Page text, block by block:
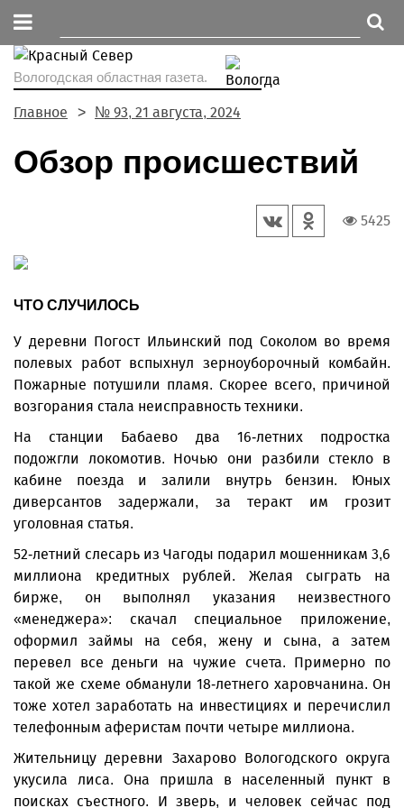
Вологодская областная газета.
Главное № 93, 21 августа, 2024
Обзор происшествий
5425
ЧТО СЛУЧИЛОСЬ
У деревни Погост Ильинский под Соколом во время
полевых работ вспыхнул зерноуборочный комбайн.
Пожарные потушили пламя. Скорее всего, причиной
возгорания стала неисправность техники.
На станции Бабаево два 16-летних подростка
подожгли локомотив. Ночью они разбили стекло в
кабине поезда и залили внутрь бензин. Юных
диверсантов задержали, за теракт им грозит
уголовная статья.
52-летний слесарь из Чагоды подарил мошенникам 3,6
миллиона кредитных рублей. Желая сыграть на
бирже, он выполнял указания неизвестного
«менеджера»: скачал специальное приложение,
оформил займы на себя, жену и сына, а затем
перевел все деньги на чужие счета. Примерно по
такой же схеме обманули 18-летнего харовчанина. Он
тоже хотел заработать на инвестициях и перечислил
телефонным аферистам почти четыре миллиона.
Жительницу деревни Захарово Вологодского округа
укусила лиса. Она пришла в населенный пункт в
поисках съестного. И зверь, и человек сейчас под